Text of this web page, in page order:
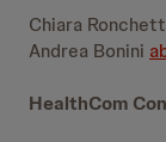
Chiara
Andrea Bonini
HealthCom